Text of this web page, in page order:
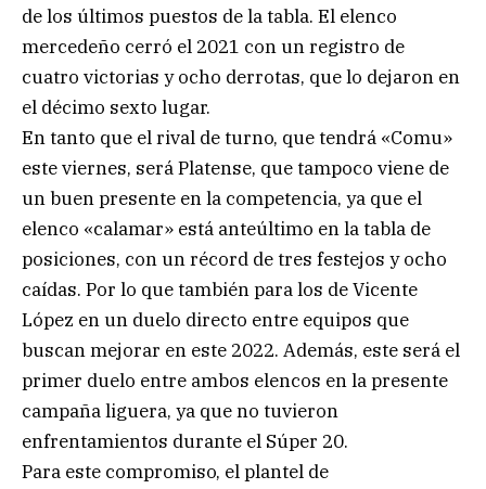
de los últimos puestos de la tabla. El elenco
mercedeño cerró el 2021 con un registro de
cuatro victorias y ocho derrotas, que lo dejaron en
el décimo sexto lugar.
En tanto que el rival de turno, que tendrá «Comu»
este viernes, será Platense, que tampoco viene de
un buen presente en la competencia, ya que el
elenco «calamar» está anteúltimo en la tabla de
posiciones, con un récord de tres festejos y ocho
caídas. Por lo que también para los de Vicente
López en un duelo directo entre equipos que
buscan mejorar en este 2022. Además, este será el
primer duelo entre ambos elencos en la presente
campaña liguera, ya que no tuvieron
enfrentamientos durante el Súper 20.
Para este compromiso, el plantel de